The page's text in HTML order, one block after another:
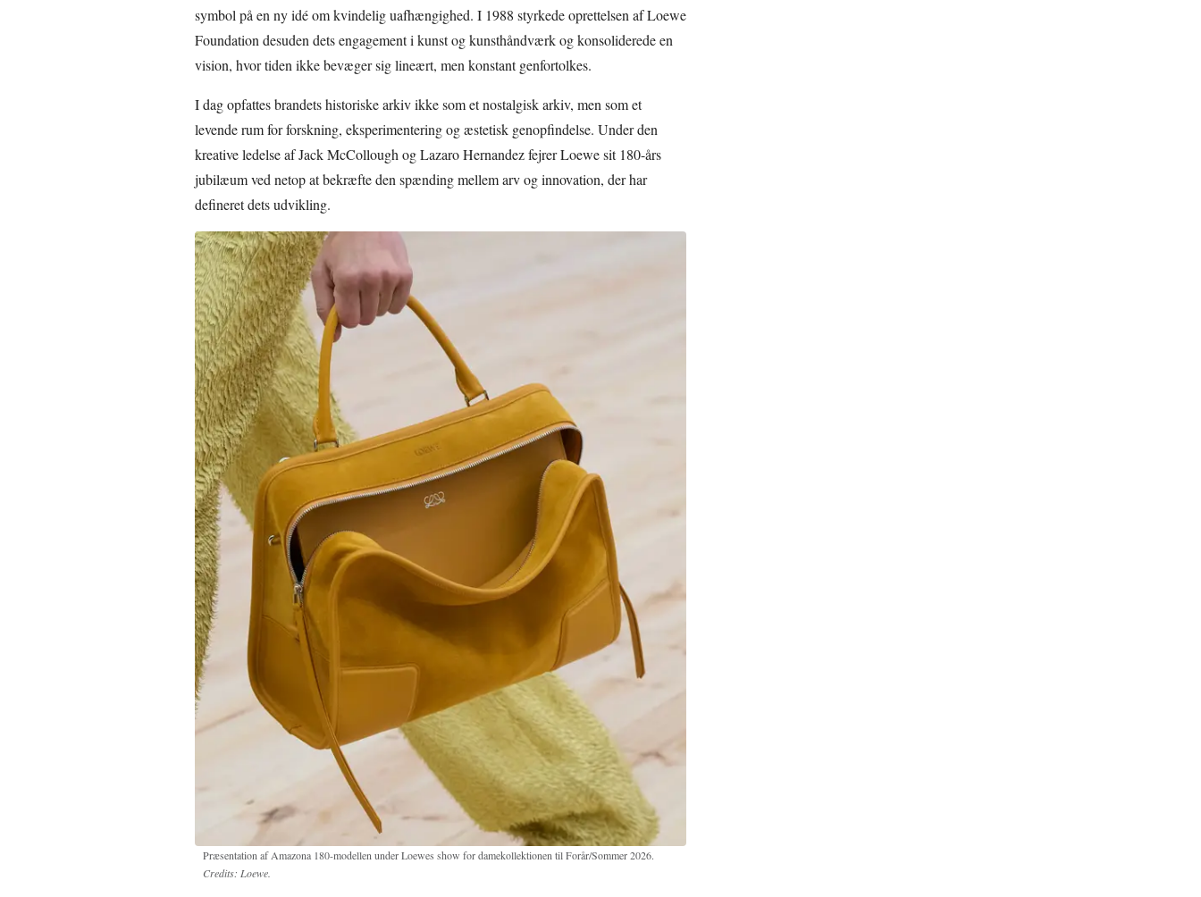
symbol på en ny idé om kvindelig uafhængighed. I 1988 styrkede oprettelsen af Loewe
Foundation desuden dets engagement i kunst og kunsthåndværk og konsoliderede en
vision, hvor tiden ikke bevæger sig lineært, men konstant genfortolkes.
I dag opfattes brandets historiske arkiv ikke som et nostalgisk arkiv, men som et
levende rum for forskning, eksperimentering og æstetisk genopfindelse. Under den
kreative ledelse af Jack McCollough og Lazaro Hernandez fejrer Loewe sit 180-års
jubilæum ved netop at bekræfte den spænding mellem arv og innovation, der har
defineret dets udvikling.
Præsentation af Amazona 180-modellen under Loewes show for damekollektionen til Forår/Sommer 2026.
Credits: Loewe.